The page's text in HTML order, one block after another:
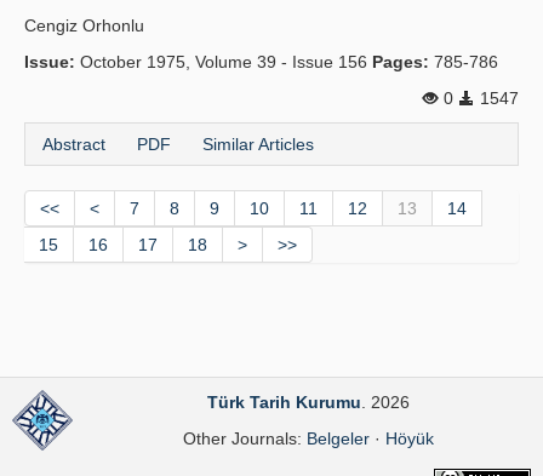
Cengiz Orhonlu
Issue: October 1975, Volume 39 - Issue 156 Pages: 785-786
0
1547
Abstract PDF Similar Articles
<< < 7 8 9 10 11 12 13
14
15
16 17 18 > >>
Türk Tarih Kurumu . 2026
Other Journals: Belgeler· Höyük